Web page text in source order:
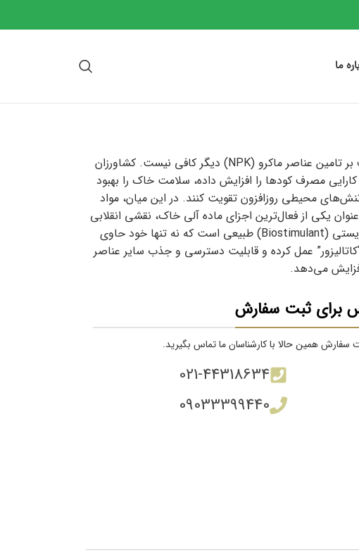
ما
در کشاورزی مدرن و پایدار، تمرکز صرف بر تامین عناصر ماکرو (NPK) دیگر کافی نیست. کشاورزان
مصرف کودها را افزایش داده، سلامت خاک را بهبود
محیطی روزافزون تقویت کنند. در این میان، مواد
یکی از فعال‌ترین اجزای ماده آلی خاک، نقشی انقلابی
ایفا می‌کند. فولویک اسید یک محرک زیستی (Biostimulant) طبیعی است که نه تنها خود حاوی
عمل کرده و قابلیت دسترسی و جذب سایر عناصر
می‌دهد.
برای ثبت سفارش
سفارش همین حالا با کارشناسان ما تماس بگیرید.
021-44318634
09033399440